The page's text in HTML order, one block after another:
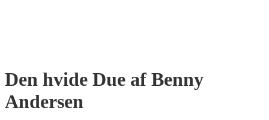
Den hvide Due af Benny
Andersen